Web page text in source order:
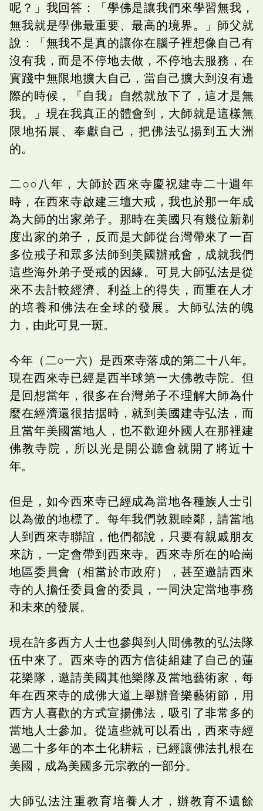
呢？」我回答：「學佛是讓我們來學習無我，
無我就是學佛最重要、最高的境界。」師父就
說：「無我不是真的讓你在腦子裡想像自己有
沒有我，而是不停地去做，不停地去服務，在
實踐中無限地擴大自己，當自己擴大到沒有邊
際的時候，『自我』自然就放下了，這才是無
我。」現在我真正的體會到，大師就是這樣無
限地拓展、奉獻自己，把佛法弘揚到五大洲
的。
二○○八年，大師於西來寺慶祝建寺二十週年
時，在西來寺啟建三壇大戒，我也於那一年成
為大師的出家弟子。那時在美國只有幾位新剃
度出家的弟子，反而是大師從台灣帶來了一百
多位戒子和眾多法師到美國辦戒會，成就我們
這些海外弟子受戒的因緣。可見大師弘法是從
來不去計較經濟、利益上的得失，而重在人才
的培養和佛法在全球的發展。大師弘法的魄
力，由此可見一斑。
今年（二○一六）是西來寺落成的第二十八年。
現在西來寺已經是西半球第一大佛教寺院。但
是回想當年，很多在台灣弟子不理解大師為什
麼在經濟還很拮据時，就到美國建寺弘法，而
且當年美國當地人，也不歡迎外國人在那裡建
佛教寺院，所以光是開公聽會就開了將近十
年。
但是，如今西來寺已經成為當地各種族人士引
以為傲的地標了。每年我們敦親睦鄰，請當地
人到西來寺聯誼，他們都說，只要有親戚朋友
來訪，一定會帶到西來寺。西來寺所在的哈崗
地區委員會（相當於市政府），甚至邀請西來
寺的人擔任委員會的委員，一同決定當地事務
和未來的發展。
現在許多西方人士也參與到人間佛教的弘法隊
伍中來了。西來寺的西方信徒組建了自己的蓮
花樂隊，邀請美國其他樂隊及當地藝術家，每
年在西來寺的成佛大道上舉辦音樂藝術節，用
西方人喜歡的方式宣揚佛法，吸引了非常多的
當地人士參加。從這些就可以看出，西來寺經
過二十多年的本土化耕耘，已經讓佛法扎根在
美國，成為美國多元宗教的一部分。
大師弘法注重教育培養人才，辦教育不遺餘